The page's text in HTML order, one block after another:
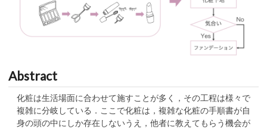
Abstract
化粧は生活場面に合わせて施すことが多く，その工程は様々で
複雑に分岐している．ここで化粧は，複雑な化粧の手順書が自
身の頭の中にしか存在しないうえ，他者に教えてもらう機会が